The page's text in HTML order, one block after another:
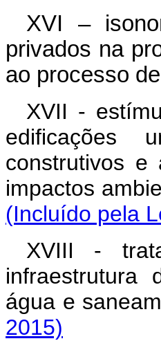
XVI –
privados na
ao processo
XVII -
edificações
construtivos e
impactos
(Incluído pela
XVIII -
infraestrutura
água e
2015)